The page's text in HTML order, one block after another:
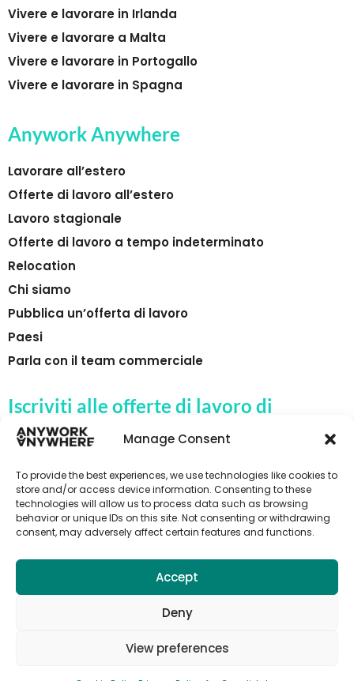
Manage Consent
To provide the best experiences, we use technologies like cookies to
store and/or access device information. Consenting to these
technologies will allow us to process data such as browsing
behavior or unique IDs on this site. Not consenting or withdrawing
consent, may adversely affect certain features and functions.
Accept
Deny
View preferences
Vivere e lavorare in Irlanda
Vivere e lavorare a Malta
Vivere e lavorare in Portogallo
Vivere e lavorare in Spagna
Anywork Anywhere
Lavorare all’estero
Offerte di lavoro all’estero
Lavoro stagionale
Offerte di lavoro a tempo indeterminato
Relocation
Chi siamo
Pubblica un’offerta di lavoro
Paesi
Parla con il team commerciale
Iscriviti alle offerte di lavoro di
Anywork Anywhere
🌞 RICEVI LE OFFERTE DI LAVORO